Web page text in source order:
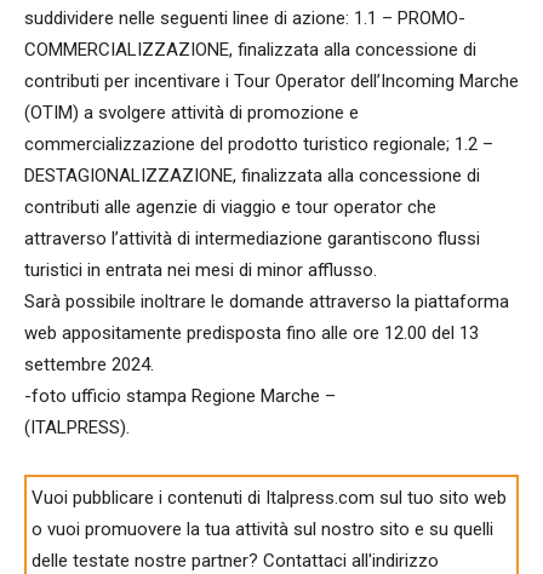
suddividere nelle seguenti linee di azione: 1.1 – PROMO-
COMMERCIALIZZAZIONE, finalizzata alla concessione di
contributi per incentivare i Tour Operator dell’Incoming Marche
(OTIM) a svolgere attività di promozione e
commercializzazione del prodotto turistico regionale; 1.2 –
DESTAGIONALIZZAZIONE, finalizzata alla concessione di
contributi alle agenzie di viaggio e tour operator che
attraverso l’attività di intermediazione garantiscono flussi
turistici in entrata nei mesi di minor afflusso.
Sarà possibile inoltrare le domande attraverso la piattaforma
web appositamente predisposta fino alle ore 12.00 del 13
settembre 2024.
-foto ufficio stampa Regione Marche –
(ITALPRESS).
Vuoi pubblicare i contenuti di Italpress.com sul tuo sito web
o vuoi promuovere la tua attività sul nostro sito e su quelli
delle testate nostre partner? Contattaci all'indirizzo